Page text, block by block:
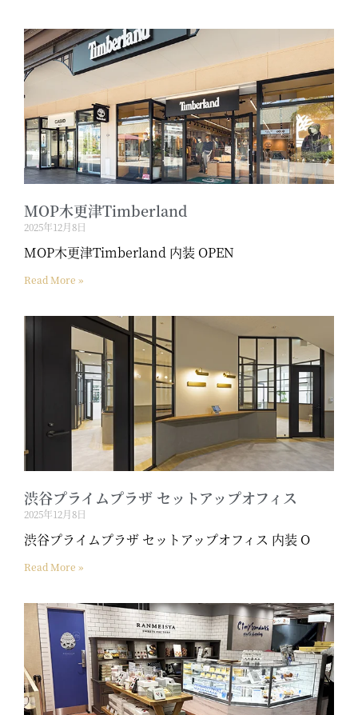
MOP木更津Timberland
2025年12月8日
MOP木更津Timberland 内装 OPEN
Read More »
渋谷プライムプラザ セットアップオフィス
2025年12月8日
渋谷プライムプラザ セットアップオフィス 内装 O
Read More »